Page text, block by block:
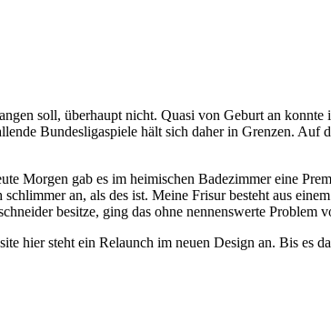
soll, überhaupt nicht. Quasi von Geburt an
Bundesligaspiele hält sich daher in Grenzen. Auf
Morgen gab es im heimischen Badezimmer eine
an, als des ist. Meine Frisur besteht aus
besitze, ging das ohne nennenswerte Problem
hier steht ein Relaunch im neuen Design an. Bis